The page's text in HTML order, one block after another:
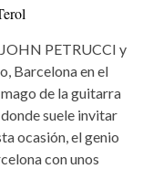
PETRUCCI y
Barcelona en el
de la guitarra
suele invitar
ocasión, el genio
con unos